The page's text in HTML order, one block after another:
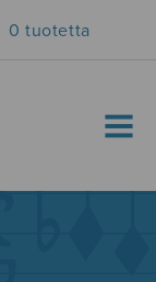
0 tuotetta
MENU